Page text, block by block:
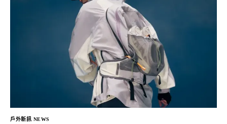
戶外新訊 NEWS